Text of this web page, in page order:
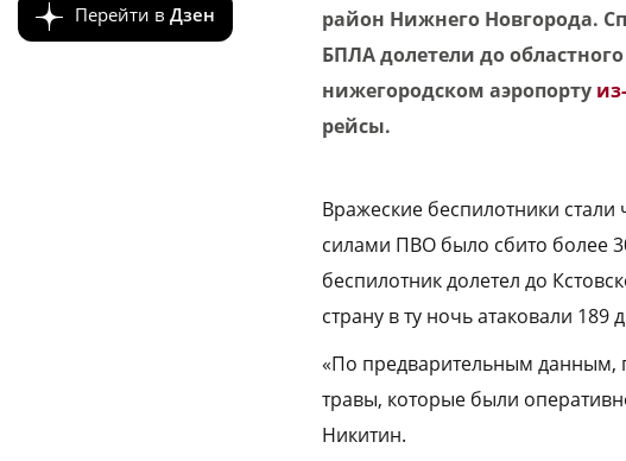
Перейти в Дзен
район Нижнего Новгорода.
БПЛА долетели до
нижегородском аэропорту
рейсы.
Вражеские беспилотники
силами ПВО было сбито более
беспилотник долетел до
страну в ту ночь атаковали 189
«По предварительным данным,
травы, которые были
Никитин.